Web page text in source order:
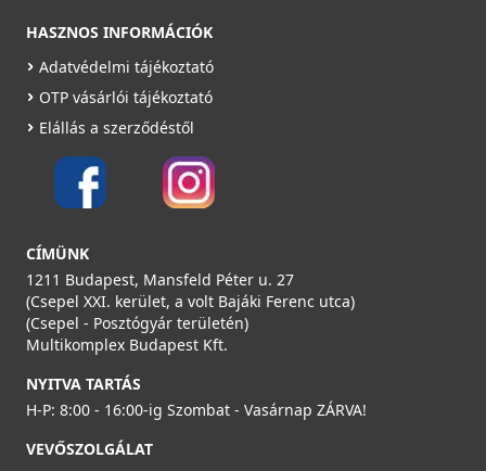
HASZNOS INFORMÁCIÓK
Adatvédelmi tájékoztató
OTP vásárlói tájékoztató
Elállás a szerződéstől
CÍMÜNK
1211 Budapest, Mansfeld Péter u. 27
(Csepel XXI. kerület, a volt Bajáki Ferenc utca)
(Csepel - Posztógyár területén)
Multikomplex Budapest Kft.
NYITVA TARTÁS
H-P: 8:00 - 16:00-ig Szombat - Vasárnap ZÁRVA!
VEVŐSZOLGÁLAT